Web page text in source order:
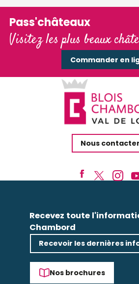
Pass'châteaux
Visitez les plus beaux
Commander en
Nous contacter
Recevez toute
Chambord
Recevoir les dernières
Nos brochures